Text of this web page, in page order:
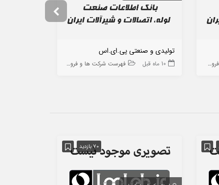
ها
تولیدی و صنعتی پی.ای.اس
10 ماه قبل فهرست شرکت ها و فروشگاه ها
70 بازدید